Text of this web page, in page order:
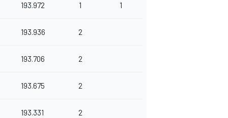
193.972 1 1
193.936 2
193.706 2
193.675 2
193.331 2